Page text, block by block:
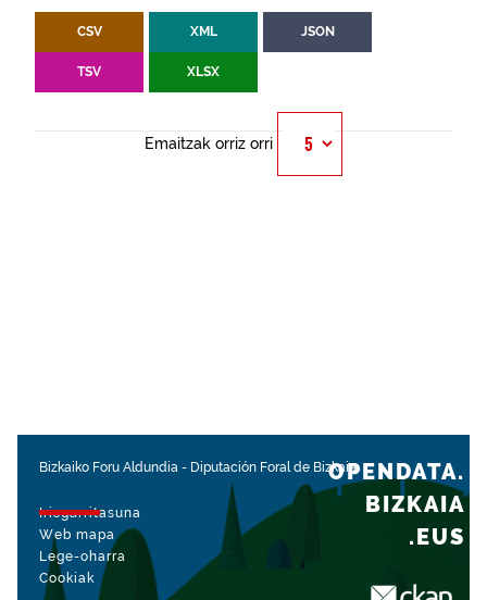
CSV XML JSON
TSV XLSX
Emaitzak orriz orri
Bizkaiko Foru Aldundia - Diputación Foral de Bizkaia
Irisgarritasuna
Web mapa
Lege-oharra
Cookiak
OPENDATA.
BIZKAIA
.EUS